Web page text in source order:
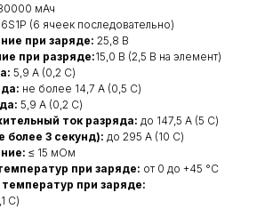
мАч
6S1P (6 ячеек последовательно)
при заряде: 25,8 В
при разряде:15,0 В (2,5 В на элемент)
5,9 А (0,2 C)
не более 14,7 А (0,5 С)
5,9 А (0,2 C)
ток разряда: до 147,5 А (5 С)
более 3 секунд): до 295 А (10 С)
≤ 15 мОм
при заряде: от 0 до +45 °C
при заряде:
С)